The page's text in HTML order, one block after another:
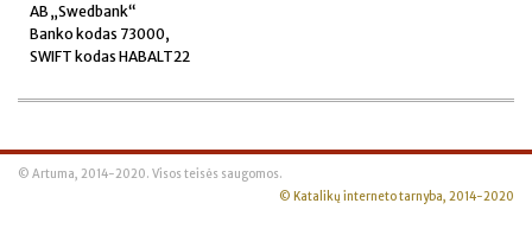
AB „Swedbank“
Banko kodas 73000,
SWIFT kodas HABALT22
© Artuma, 2014-2020. Visos teisės saugomos.
© Katalikų interneto tarnyba, 2014-2020